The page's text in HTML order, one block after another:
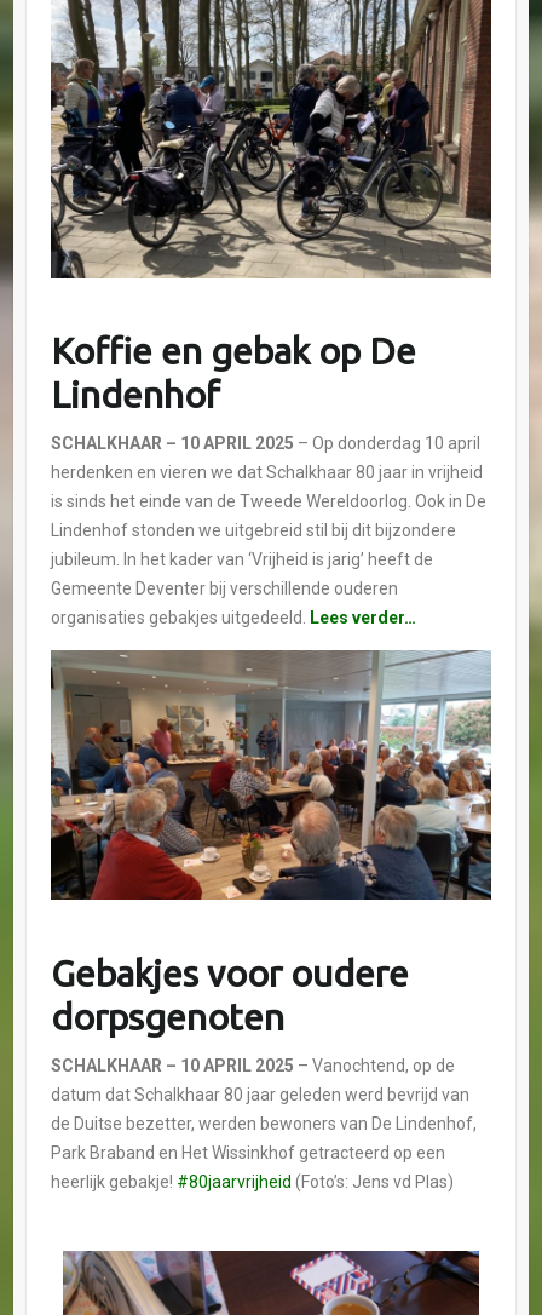
Koffie en gebak op De
Lindenhof
SCHALKHAAR – 10 APRIL 2025 – Op donderdag 10 april
herdenken en vieren we dat Schalkhaar 80 jaar in vrijheid
is sinds het einde van de Tweede Wereldoorlog. Ook in De
Lindenhof stonden we uitgebreid stil bij dit bijzondere
jubileum. In het kader van ‘Vrijheid is jarig’ heeft de
Gemeente Deventer bij verschillende ouderen
organisaties gebakjes uitgedeeld. Lees verder…
Gebakjes voor oudere
dorpsgenoten
SCHALKHAAR – 10 APRIL 2025 – Vanochtend, op de
datum dat Schalkhaar 80 jaar geleden werd bevrijd van
de Duitse bezetter, werden bewoners van De Lindenhof,
Park Braband en Het Wissinkhof getracteerd op een
heerlijk gebakje! #80jaarvrijheid (Foto’s: Jens vd Plas)